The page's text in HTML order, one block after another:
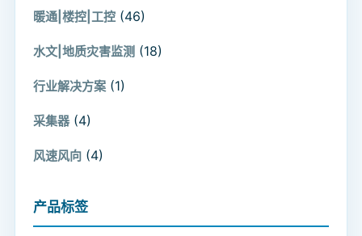
暖通|楼控|工控 (46)
水文|地质灾害监测 (18)
行业解决方案 (1)
采集器 (4)
风速风向 (4)
产品标签